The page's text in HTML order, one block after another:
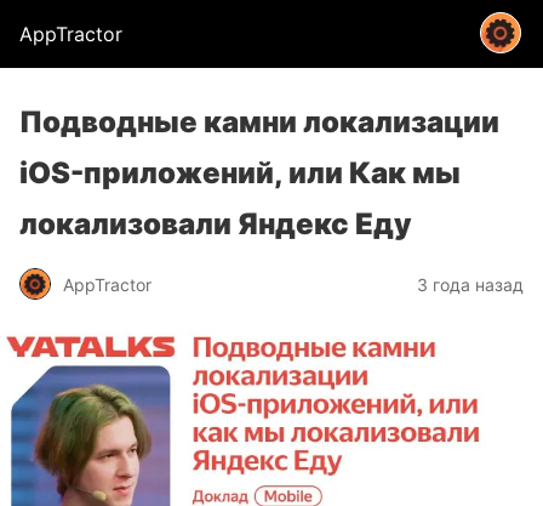
AppTractor
Подводные камни локализации
iOS-приложений, или Как мы
локализовали Яндекс Еду
AppTractor 3 года назад